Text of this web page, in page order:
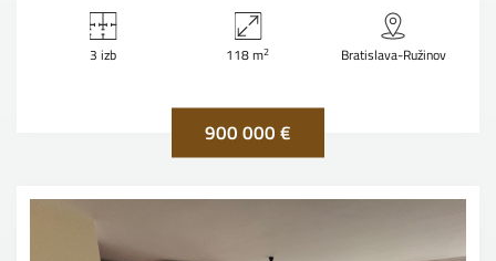
3 izb 118 m2 Bratislava-Ružinov
900 000 €